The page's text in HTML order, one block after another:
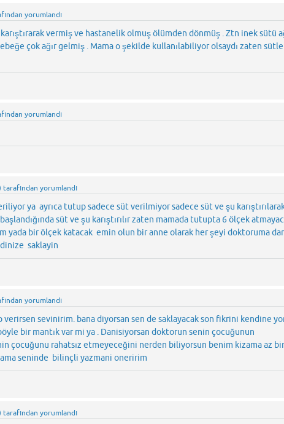
yorumlandı
vermiş ve hastanelik olmuş ölümden dönmüş . Ztn inek sütü
çok ağır gelmiş . Mama o şekilde kullanılabiliyor olsaydı zaten sütle
yorumlandı
tarafından yorumlandı
ya ayrıca tutup sadece süt verilmiyor sadece süt ve şu
süt ve şu karıştırılır zaten mamada tutupta 6 ölçek
yada bir ölçek katacak emin olun bir anne olarak her şeyi doktoruma
saklayin
yorumlandı
verirsen sevinirim. bana diyorsan sen de saklayacak son fikrini kendine
bir mantık var mi ya . Danisiyorsan doktorun senin çocuğunun
çocuğunu rahatsız etmeyeceğini nerden biliyorsun benim kizama az
seninde bilinçli yazmani oneririm
tarafından yorumlandı